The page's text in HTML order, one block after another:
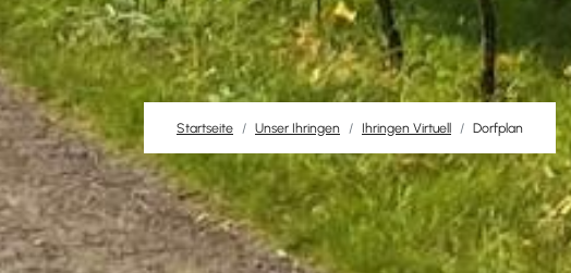
Startseite Unser Ihringen Ihringen Virtuell Dorfplan